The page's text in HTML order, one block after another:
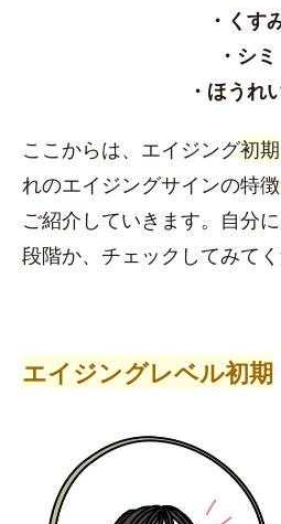
・くす
・シミ
・ほうれ
ここからは、エイジング初期
れのエイジングサインの特
ご紹介していきます。自分
段階か、チェックしてみてく
エイジングレベル初期